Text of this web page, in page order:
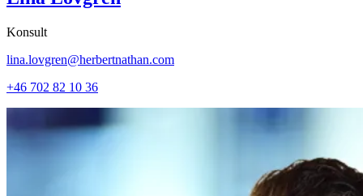
Konsult
lina.lovgren@herbertnathan.com
+46 702 82 10 36